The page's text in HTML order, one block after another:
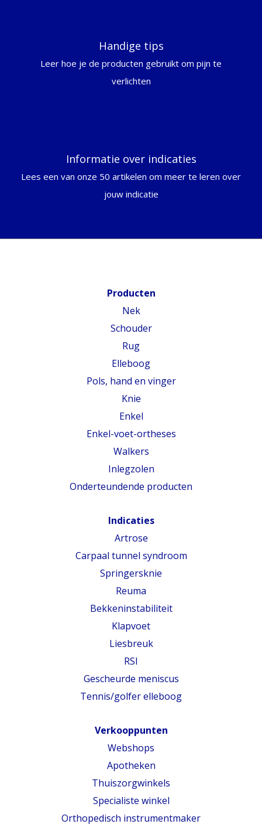
Handige tips
Leer hoe je de producten gebruikt om pijn te
verlichten
Informatie over indicaties
Lees een van onze 50 artikelen om meer te leren over
jouw indicatie
Producten
Nek
Schouder
Rug
Elleboog
Pols, hand en vinger
Knie
Enkel
Enkel-voet-ortheses
Walkers
Inlegzolen
Onderteundende producten
Indicaties
Artrose
Carpaal tunnel syndroom
Springersknie
Reuma
Bekkeninstabiliteit
Klapvoet
Liesbreuk
RSI
Gescheurde meniscus
Tennis/golfer elleboog
Verkooppunten
Webshops
Apotheken
Thuiszorgwinkels
Specialiste winkel
Orthopedisch instrumentmaker